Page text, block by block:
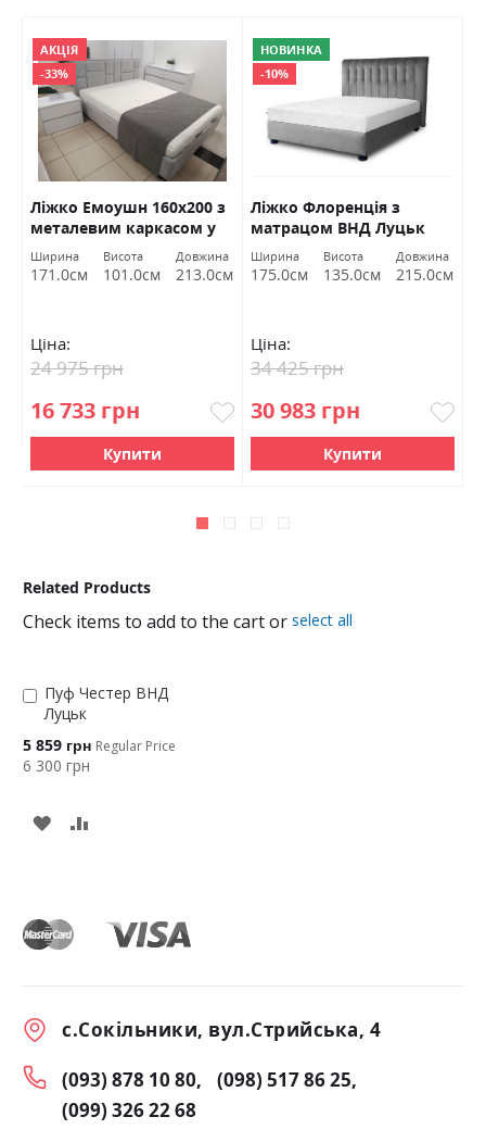
АКЦІЯ
-33%
Ліжко Емоушн 160х200 з
металевим каркасом у
Ельба 04 ВНД Луцьк
Акція
Ширина
171.0см
Висота
101.0см
Довжина
213.0см
Ціна:
16 733 грн
24 975 грн
Купити
НОВИНКА
-10%
Ліжко Флоренція з
матрацом ВНД Луцьк
Ширина
175.0см
Висота
135.0см
Довжина
215.0см
Ціна:
30 983 грн
34 425 грн
Купити
Related Products
Check items to add to the cart or select all
Пуф Честер ВНД
Луцьк
Special
Price
5 859 грн Regular Price
6 300 грн
Додати
в
кошик
с.Сокільники, вул.Стрийська, 4
(093) 878 10 80
(098) 517 86 25
(099) 326 22 68